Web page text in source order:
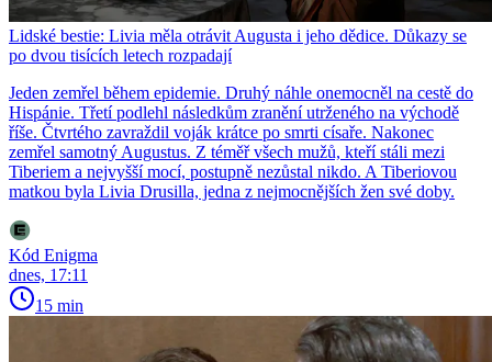
Lidské bestie: Livia měla otrávit Augusta i jeho dědice. Důkazy se
po dvou tisících letech rozpadají
Jeden zemřel během epidemie. Druhý náhle onemocněl na cestě do
Hispánie. Třetí podlehl následkům zranění utrženého na východě
říše. Čtvrtého zavraždil voják krátce po smrti císaře. Nakonec
zemřel samotný Augustus. Z téměř všech mužů, kteří stáli mezi
Tiberiem a nejvyšší mocí, postupně nezůstal nikdo. A Tiberiovou
matkou byla Livia Drusilla, jedna z nejmocnějších žen své doby.
Kód Enigma
dnes, 17:11
15 min